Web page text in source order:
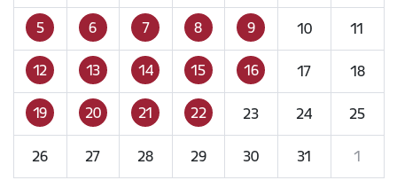
5 6 7 8 9 10 11
12 13 14 15 16 17 18
19 20 21 22 23 24 25
26 27 28 29 30 31 1